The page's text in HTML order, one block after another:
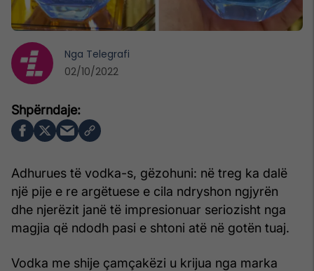
Adhurues të vodka-s, gëzohuni: në treg ka dalë
një pije e re argëtuese e cila ndryshon ngjyrën
dhe njerëzit janë të impresionuar seriozisht nga
magjia që ndodh pasi e shtoni atë në gotën tuaj.
Vodka me shije çamçakëzi u krijua nga marka
Nga Telegrafi
02/10/2022